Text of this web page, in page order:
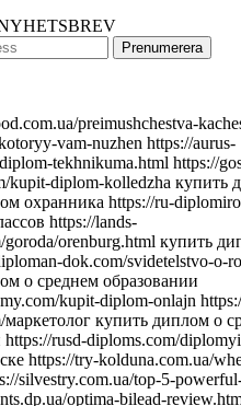
http://vlada.dp.ua/24v-bilead-truck.html https://i-medic.com.ua/steklo-dlya-far-avto-kak-vybrat-kachestvennuyu-zamenu https://renault-club.kiev.ua/zamena-stekla-far-avto-vse-chto-nuzhno-znat https://tehnoprice.in.ua/pochemu-vazhno-kachestvennoe-steklo-dlya-far-avto https://lifeinvest.com.ua/steklo-dlya-far-avto-obzor-populyarnyh-modeley https://warfare.com.ua/zamena-stekla-dlya-far-avto-poshagovaya-instruktsiya https://05161.com.ua/prozrachnost-i-stil-obnovlenie-stekla-far-dlya-avto https://brightwallpapers.com.ua/steklo-dlya-far-avto-kak-vybrat-dolgovechnyj-variant https://3dlevsha.com.ua/top-proizvoditelej-stekla-dlya-far-avto-v-2024-godu https://abank.com.ua/sovety-po-vyboru-stekla-dlya-far-avto-na-chto-obratit-vnimanie https://abshop.com.ua/zamena-stekla-na-farah-avto-kak-uluchshit-vidimost-i-stil https://alicegood.com.ua/preimushchestva-kachestvennogo-stekla-dlya-far-svet-kotoryy-vam-nuzhen https://artflo.com.ua/steklo-dlya-far-avto-obzor-byudzhetnyh-i-premialnyh-variantov https://atlantic-club.com.ua/kak-vybrat-prochnoe-steklo-dlya-far-kotoroe-prosluzhit-dolgo https://atelierdesdelices.com.ua/prozrachnost-i-dolgovechnost-zachem-menyat-steklo-far-avto http://510.com.ua/samostoyatelnaya-zamena-stekla-far-prakticheskie-sovety https://autostill.com.ua/steklo-dlya-far-avto-kak-zamena-uluchshit-osveshchenie-dorogi https://babyphotostar.com.ua/vyibiraem-steklo-dlya-far-rukovodstvo-po-stilyu-i-bezopasnosti https://bagit.com.ua/pochemu-stoit-investirovat-v-kachestvennoe-steklo-dlya https://bagstore.com.ua/problemy-so-steklom-far-kak-ikh-izbezhat-i-kogda-zamenit https://befirst.com.ua/sekrety-ukhoda-za-steklom-far-kak-prodlit-srok-sluzhby https://bike-drive.com.ua/steklo-dlya-far-obzor-novink-i-tendentsiy-2024 https://billiard-classic.com.ua/kakoe-steklo-dlya-far-luchshe-plyusy-i-minusy-razlichnykh-materialov https://ch-z.com.ua/steklo-dlya-far-kak-vybrat-po-tipu-avtomobilya-i-stilyu-vozdizheniya https://bestpeople.com.ua/chem-zamenit-povrezhdennoe-steklo-far-luchshie-alternativy https://daicond.com.ua/steklo-dlya-far-obsuzhdaem-vazhnost-dlya-bezopasnosti-na-doroge https://delavore.com.ua/bi-led-linzy-i-komponenty-provodnik-v-mir-yarkogo-i-chetogo-sveta https://brandwatches.com.ua/kak-bi-led-linzy-uluchshayut-vidimost-i-stil-avtomobilya https://dnmagazine.com.ua/komplekt-bi-led-linz-modernizatsiya-far https://blooms.com.ua/bi-led-linzy-komplektuyushie-vybor https://ameli-studio.com.ua/bi-led-linzy-i-komponenty-maksimum-sveta-pri-minimum-energozatrat https://euro-house.com.ua/kak-bi-led-linzy-vliyayut-na-bezopasnost-i-komfort-vodjeniya https://cpaday.com.ua/innovacii-v-osveshhenii-obzor-luchshih-bi-led-linz-i-komponentov https://cocoshop.com.ua/bi-led-linzy-kak-innovatsionnye-tekhnologii-menyayut-osveshchenie-avto https://cleanshop.com.ua/otkroyte-dlya-sebya-bi-led-linzy-luchshee-osveshchenie-dlya-vashego-avtomobilya https://dragee.com.ua/bi-led-linzy-revolyuciya-v-avtomobilnom-osveshchenii https://eximp.com.ua/komplekt-bi-led-linz-i-komponentov-dlya-idealnyh-far https://e-comex.com.ua/bi-led-linzy-dolgovechnost-i-mosh-sveta-v-komplekte https://elsig-opt.com.ua/budushchee-avtomobilnyh-far-pochemu-bi-led-linzy-novyi-standart https://emaidan.com.ua/bi-led-linzy-luchshiy-svet-dlya-avto https://esco-center.com.ua/stil-i-funkcionalnost-s-bi-led-linzami https://excl.com.ua/bi-led-linzy-svet-i-bezopasnost https://floristua.com.ua/bi-led-linzy-vybor-i-ustanovka https://forthouse.com.ua/umnoye-osveshcheniye-dlya-avto-bi-led-linzy https://footballfans.com.ua/5-prichin-dlya-upgrade-bi-led-linzy https://freeadverts.com.ua/bi-led-linzy-yarkost-i-stil http://istroy.com.ua/nochnye-poezdki-bi-led-linzy-vozmozhnosti https://jesus.com.ua/vsyo-o-bi-led-linzy-dlya-avto https://keslaser.com.ua/bi-led-linzy-dlya-idealnoy-vidimosti https://igrotech.com.ua/instruktsiya-po-vyboru-i-ustanovke-bi-led-linz https://incidents.com.ua/bi-led-linzy-dlya-professionalov-i-novichkov-rekomendatsii-po-ustanovke https://kolesiko.com.ua/linzy-dlya-far-avto-kak-vybrat-idealnye-dlya-vashego-avtomobilya https://infobus.com.ua/kak-linzy-dlya-far-izmenyayut-osveshchennost-i-stil-vashego-avto https://imperialgroup.com.ua/pochemu-stoit-ustanovit-linzy-v-fary-avto-osnovnye-preimushchestva https://leasing.com.ua/linzy-dlya-far-avto-kak-vybrat-luchshie-komponenty-dlya-optimalnogo-sveta https://igruli.com.ua/linzy-dlya-far-avto-chto-vazhno-uchityvat-pri-ustanovke-i-vybore https://mamaorganica.com.ua/linzy-dlya-far-kak-uluchshit-svet-i-stil-avtomobilya https://jiraf.com.ua/moshhnoe-tochnoe-osveshhenie-preimushhestva-linz-dlya-avto-far https://itware.com.ua/chto-dayut-linzy-dlya-far-sekrety-osveshheniya https://jn.com.ua/linzy-dlya-far-sovremennye-resheniya-dlya-vidimosti https://ibnews.com.ua/germetik-dlya-stekla-far-avto https://keepstyle.com.ua/kak-pravilno-ispolzovat-germetik-dlya-far-avto https://